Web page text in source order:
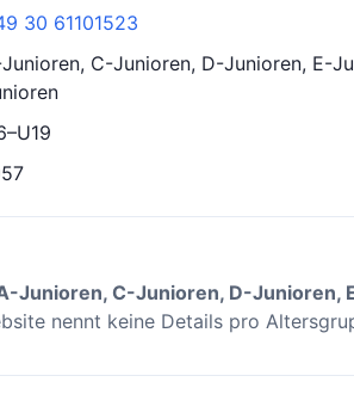
30 61101523
C-Junioren, D-Junioren, E-
Junioren, C-Junioren, D-Junioren,
nennt keine Details pro